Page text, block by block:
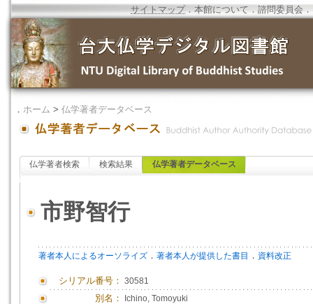
サイトマップ．本館について ．諮問委員会 ．
． ホーム > 仏学著者データベース
仏学著者検索 検索結果 仏学著者データベース
市野智行
著者本人によるオーソライズ ． 著者本人が提供した書目 ． 資料改正
シリアル番号： 30581
別名： Ichino, Tomoyuki